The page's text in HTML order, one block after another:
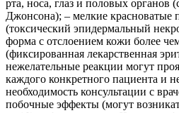
рта, носа, глаз и половых органов
Джонсона); ‒ мелкие
(токсический эпидермальный
форма с отслоением кожи более
(фиксированная лекарственная
нежелательные реакции могут
каждого конкретного пациента и
необходимость консультации с
побочные эффекты (могут